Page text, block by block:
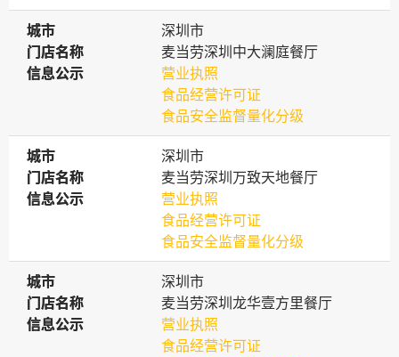
城市
城市
深圳市
门店名称
门店名称
麦当劳深圳中大澜庭餐厅
信息公示
信息公示
营业执照
食品经营许可证
食品安全监督量化分级
城市
城市
深圳市
门店名称
门店名称
麦当劳深圳万致天地餐厅
信息公示
信息公示
营业执照
食品经营许可证
食品安全监督量化分级
城市
城市
深圳市
门店名称
门店名称
麦当劳深圳龙华壹方里餐厅
信息公示
信息公示
营业执照
食品经营许可证